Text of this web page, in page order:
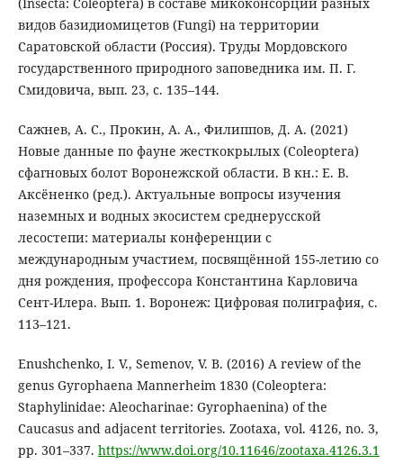
видов базидиомицетов (Fungi) на территории
Саратовской области (Россия). Труды Мордовского
государственного природного заповедника им. П. Г.
Смидовича, вып. 23, с. 135–144.
Сажнев, А. С., Прокин, А. А., Филиппов, Д. А. (2021)
Новые данные по фауне жесткокрылых (Coleoptera)
сфагновых болот Воронежской области. В кн.: Е. В.
Аксёненко (ред.). Актуальные вопросы изучения
наземных и водных экосистем среднерусской
лесостепи: материалы конференции с
международным участием, посвящённой 155-летию со
дня рождения, профессора Константина Карловича
Сент-Илера. Вып. 1. Воронеж: Цифровая полиграфия, с.
113–121.
Enushchenko, I. V., Semenov, V. B. (2016) A review of the
genus Gyrophaena Mannerheim 1830 (Coleoptera:
Staphylinidae: Aleocharinae: Gyrophaenina) of the
Caucasus and adjacent territories. Zootaxa, vol. 4126, no. 3,
pp. 301–337. https://www.doi.org/10.11646/zootaxa.4126.3.1